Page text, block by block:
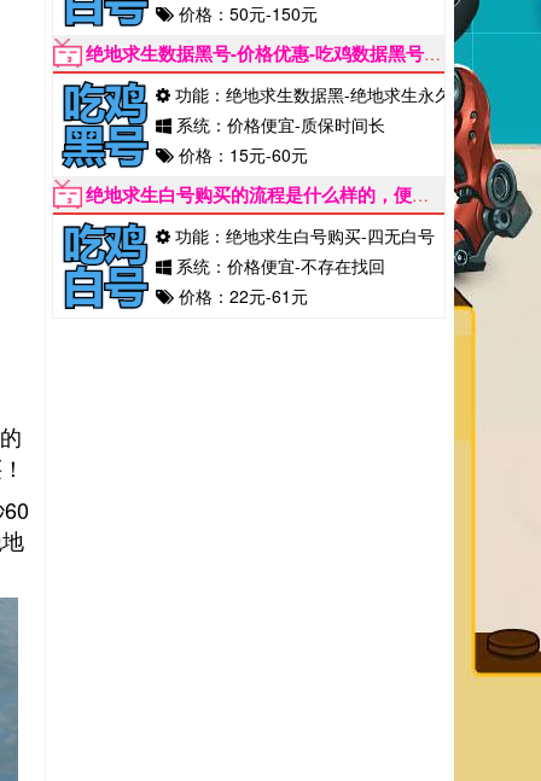
价格：50元-150元
绝地求生数据黑号-价格优惠-吃鸡数据黑号购买
功能：绝地求生数据黑-绝地求生永久黑
系统：价格便宜-质保时间长
价格：15元-60元
绝地求生白号购买的流程是什么样的，便宜购买
2022-
功能：绝地求生白号购买-四无白号
系统：价格便宜-不存在找回
价格：22元-61元